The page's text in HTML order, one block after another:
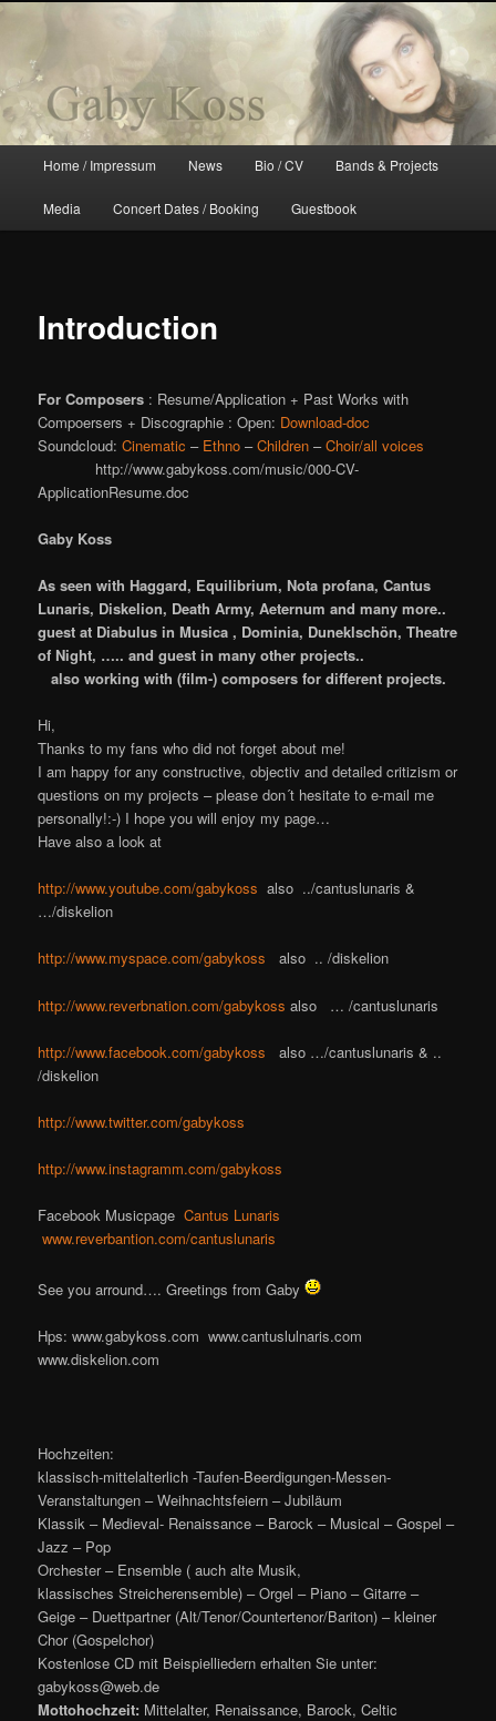
Gaby Koss
Skip to primary content
Skip to secondary content
Home / Impressum News Bio / CV Bands & Projects
Media Concert Dates / Booking Guestbook
Introduction
For Composers : Resume/Application + Past Works with
Compoersers + Discographie : Open: Download-doc
Soundcloud:Cinematic – Ethno –Children –Choir/all voices
http://www.gabykoss.com/music/000-CV-
ApplicationResume.doc
Gaby Koss
As seen with Haggard, Equilibrium, Nota profana, Cantus
Lunaris, Diskelion, Death Army, Aeternum and many more..
guest at Diabulus in Musica , Dominia, Duneklschön, Theatre
of Night, ….. and guest in many other projects..
also working with (film-) composers for different projects.
Hi,
Thanks to my fans who did not forget about me!
I am happy for any constructive, objectiv and detailed critizism or
questions on my projects – please don´t hesitate to e-mail me
personally!:-) I hope you will enjoy my page…
Have also a look at
http://www.youtube.com/gabykoss also ../cantuslunaris &
…/diskelion
http://www.myspace.com/gabykoss also .. /diskelion
http://www.reverbnation.com/gabykoss also … /cantuslunaris
http://www.facebook.com/gabykoss also …/cantuslunaris & ..
/diskelion
http://www.twitter.com/gabykoss
http://www.instagramm.com/gabykoss
Facebook MusicpageCantus Lunaris
www.reverbantion.com/cantuslunaris
See you arround…. Greetings from Gaby
Hps: www.gabykoss.com www.cantuslulnaris.com
www.diskelion.com
Hochzeiten:
klassisch-mittelalterlich -Taufen-Beerdigungen-Messen-
Veranstaltungen – Weihnachtsfeiern – Jubiläum
Klassik – Medieval- Renaissance – Barock – Musical – Gospel –
Jazz – Pop
Orchester – Ensemble ( auch alte Musik,
klassisches Streicherensemble) – Orgel – Piano – Gitarre –
Geige – Duettpartner (Alt/Tenor/Countertenor/Bariton) – kleiner
Chor (Gospelchor)
Kostenlose CD mit Beispielliedern erhalten Sie unter:
gabykoss@web.de
Mottohochzeit: Mittelalter, Renaissance, Barock, Celtic